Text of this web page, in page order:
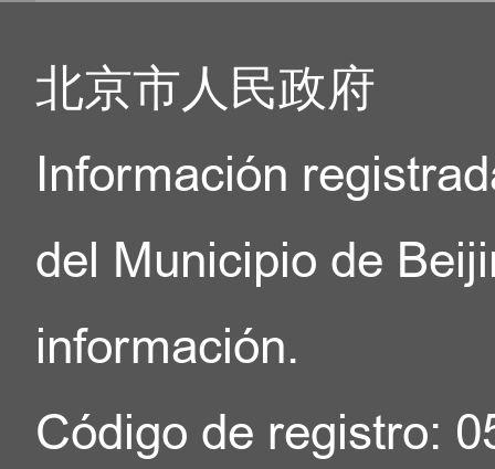
北京市人民政府
Información
del Municipio de
información.
Código de registro: